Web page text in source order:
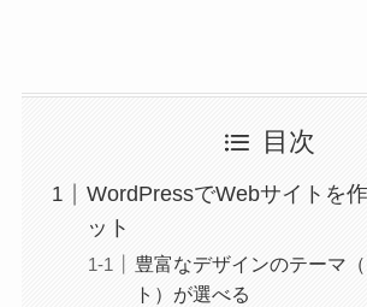
目次
WordPressでWebサイトを
ット
豊富なデザインのテーマ
ト）が選べる